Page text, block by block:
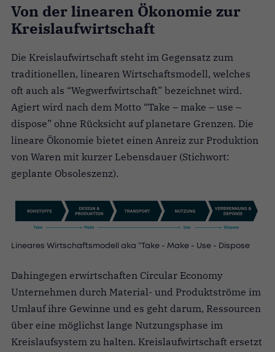
Von der linearen Ökonomie zur
Kreislaufwirtschaft
Die Kreislaufwirtschaft steht im Gegensatz zum
traditionellen, linearen Wirtschaftsmodell, welches
oft auch als “Wegwerfwirtschaft” bezeichnet wird.
Agiert wird nach dem Motto “Take – make – use –
dispose” ohne Rücksicht auf planetare Grenzen. Die
lineare Ökonomie bietet einen Anreiz zur Produktion
von Waren mit kurzer Lebensdauer (Stichwort:
geplante Obsoleszenz).
Lineares Wirtschaftsmodell aka “Take - Make - Use - Dispose
Dahingegen erwirtschaften Circular Economy
Unternehmen durch Material- und Produktströme im
Umlauf ihre Gewinne und es geht darum, Ressourcen
über eine möglichst lange Nutzungsphase im
Kreislaufsystem zu halten. Kreislaufwirtschaft ersetzt